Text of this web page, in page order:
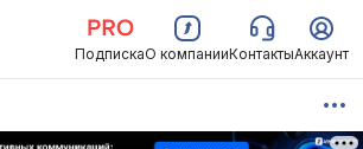
ПодпискаО компанииКонтактыАккаунт